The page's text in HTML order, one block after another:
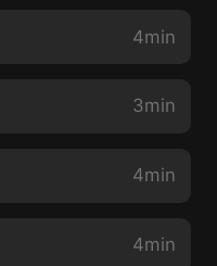
4min
3min
4min
4min